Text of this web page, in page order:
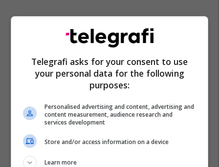
Telegrafi asks for your consent to use
your personal data for the following
purposes:
Personalised advertising and content, advertising and
content measurement, audience research and
services development
Store and/or access information on a device
Learn more